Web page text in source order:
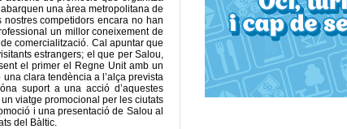
una àrea metropolitana de
competidors encara no han
un millor coneixement de
comercialització. Cal apuntar que
estrangers; el que per Salou,
el primer el Regne Unit amb un
clara tendència a l’alça prevista
suport a una acció d’aquestes
viatge promocional per les ciutats
i una presentació de Salou al
del Bàltic.